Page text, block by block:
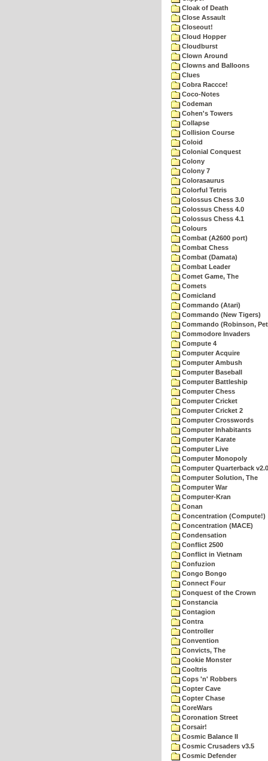
Cloak of Death
Close Assault
Closeout!
Cloud Hopper
Cloudburst
Clown Around
Clowns and Balloons
Clues
Cobra Raccce!
Coco-Notes
Codeman
Cohen's Towers
Collapse
Collision Course
Coloid
Colonial Conquest
Colony
Colony 7
Colorasaurus
Colorful Tetris
Colossus Chess 3.0
Colossus Chess 4.0
Colossus Chess 4.1
Colours
Combat (A2600 port)
Combat Chess
Combat (Damata)
Combat Leader
Comet Game, The
Comets
Comicland
Commando (Atari)
Commando (New Tigers)
Commando (Robinson,
Commodore Invaders
Compute 4
Computer Acquire
Computer Ambush
Computer Baseball
Computer Battleship
Computer Chess
Computer Cricket
Computer Cricket 2
Computer Crosswords
Computer Inhabitants
Computer Karate
Computer Live
Computer Monopoly
Computer Quarterback v2.0
Computer Solution, The
Computer War
Computer-Kran
Conan
Concentration (Compute!)
Concentration (MACE)
Condensation
Conflict 2500
Conflict in Vietnam
Confuzion
Congo Bongo
Connect Four
Conquest of the Crown
Constancia
Contagion
Contra
Controller
Convention
Convicts, The
Cookie Monster
Cooltris
Cops 'n' Robbers
Copter Cave
Copter Chase
CoreWars
Coronation Street
Corsair!
Cosmic Balance II
Cosmic Crusaders v3.5
Cosmic Defender